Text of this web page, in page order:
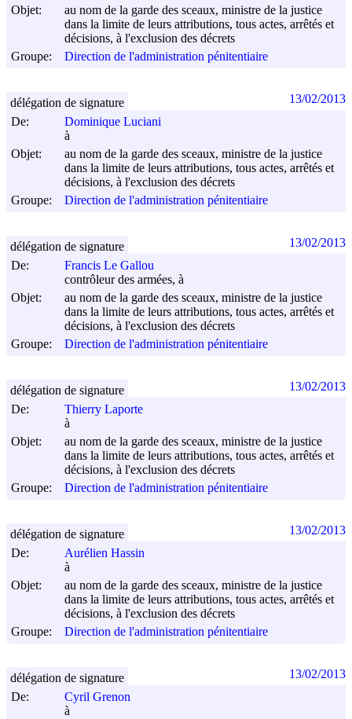
Objet:
au nom de la garde des sceaux, ministre de la justice
dans la limite de leurs attributions, tous actes, arrêtés et
décisions, à l'exclusion des décrets
Groupe:
Direction de l'administration pénitentiaire
De:
Dominique Luciani
à
Objet:
au nom de la garde des sceaux, ministre de la justice
dans la limite de leurs attributions, tous actes, arrêtés et
décisions, à l'exclusion des décrets
Groupe:
Direction de l'administration pénitentiaire
délégation de signature 13/02/2013
De:
Francis Le Gallou
contrôleur des armées, à
Objet:
au nom de la garde des sceaux, ministre de la justice
dans la limite de leurs attributions, tous actes, arrêtés et
décisions, à l'exclusion des décrets
Groupe:
Direction de l'administration pénitentiaire
délégation de signature 13/02/2013
De:
Thierry Laporte
à
Objet:
au nom de la garde des sceaux, ministre de la justice
dans la limite de leurs attributions, tous actes, arrêtés et
décisions, à l'exclusion des décrets
Groupe:
Direction de l'administration pénitentiaire
délégation de signature 13/02/2013
De:
Aurélien Hassin
à
Objet:
au nom de la garde des sceaux, ministre de la justice
dans la limite de leurs attributions, tous actes, arrêtés et
décisions, à l'exclusion des décrets
Groupe:
Direction de l'administration pénitentiaire
délégation de signature 13/02/2013
De:
Cyril Grenon
à
délégation de signature 13/02/2013